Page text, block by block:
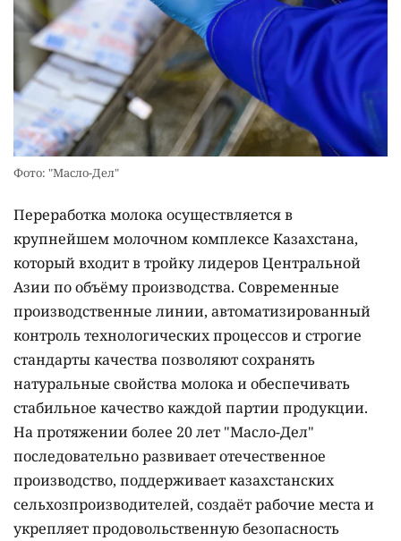
Фото: "Масло-Дел"
Переработка молока осуществляется в
крупнейшем молочном комплексе Казахстана,
который входит в тройку лидеров Центральной
Азии по объёму производства. Современные
производственные линии, автоматизированный
контроль технологических процессов и строгие
стандарты качества позволяют сохранять
натуральные свойства молока и обеспечивать
стабильное качество каждой партии продукции.
На протяжении более 20 лет "Масло-Дел"
последовательно развивает отечественное
производство, поддерживает казахстанских
сельхозпроизводителей, создаёт рабочие места и
укрепляет продовольственную безопасность